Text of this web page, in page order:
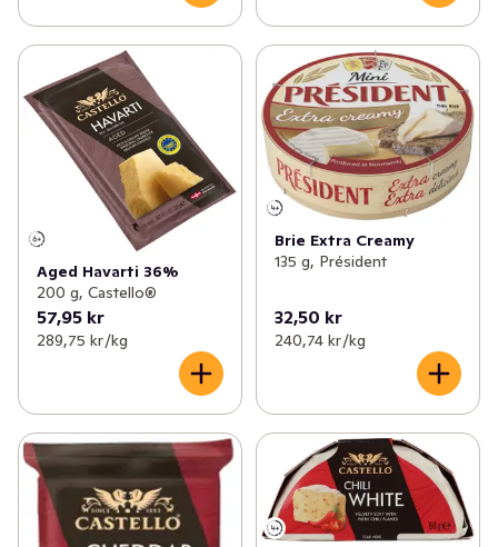
Aged Havarti 36%
200 g, Castello®
57,95 kr
289,75 kr /kg
Brie Extra Creamy
135 g, Président
32,50 kr
240,74 kr /kg